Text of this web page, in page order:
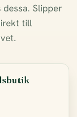
Slipper
till